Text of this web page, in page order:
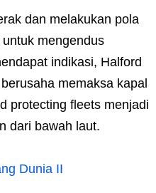
dan melakukan pola
mengendus
indikasi, Halford
memaksa kapal
protecting fleets menjadi
dari bawah laut.
Dunia II